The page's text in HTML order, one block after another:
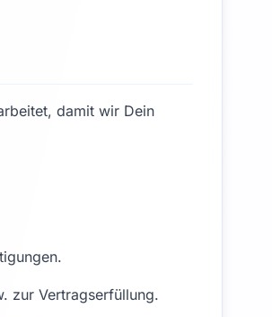
damit wir Dein
zur Vertragserfüllung.